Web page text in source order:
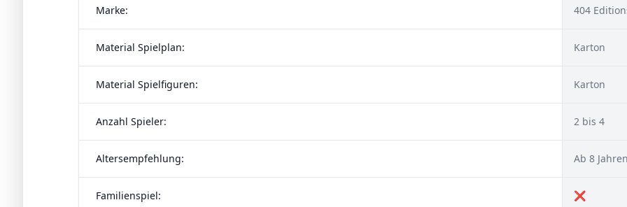
Marke: 404
Material Spielplan: Karton
Material Spielfiguren: Karton
Anzahl Spieler: 2 bis 4
Altersempfehlung: Ab 8 Jahren
Familienspiel: ❌